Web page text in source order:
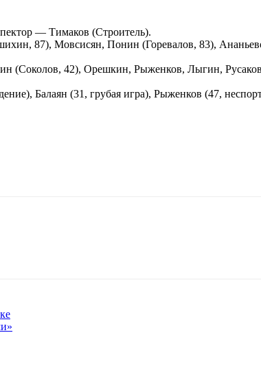
— Тимаков (Строитель).
87), Мовсисян, Понин (Горевалов, 83),
(Соколов, 42), Орешкин, Рыженков, Лыгин,
Балаян (31, грубая игра), Рыженков (47,